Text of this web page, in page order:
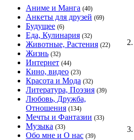
Аниме и Манга (40)
Анкеты для друзей (69)
Будущее (6)
Еда, Кулинария (32)
Животные, Растения (22)
Жизнь (32)
Интернет (44)
Кино, видео (23)
Красота и Мода (32)
Литература, Поэзия (39)
Любовь, Дружба,
Отношения (134)
Мечты и Фантазии (33)
Музыка (33)
Обо мне и О нас (39)
2.
3.